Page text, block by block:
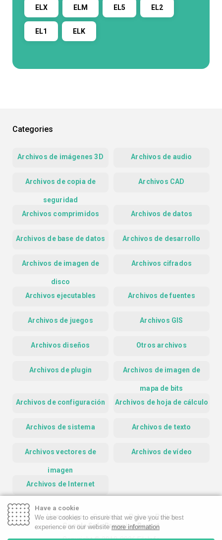
ELX ELM EL5 EL2
EL1 ELK
Categories
Archivos de imágenes 3D Archivos de audio
Archivos de copia de
seguridad
Archivos CAD
Archivos comprimidos Archivos de datos
Archivos de base de datos Archivos de desarrollo
Archivos de imagen de
disco
Archivos cifrados
Archivos ejecutables Archivos de fuentes
Archivos de juegos Archivos GIS
Archivos diseños Otros archivos
Archivos de plugin Archivos de imagen de
mapa de bits
Archivos de configuración
Archivos de hoja de cálculo
Archivos de sistema Archivos de texto
Archivos vectores de
imagen
Archivos de vídeo
Archivos de Internet
Homepage Contact
Privacy Policy
Google Safe Browsing Report
Have a cookie
We use cookies to ensure that we give you the best
experience on our website more information